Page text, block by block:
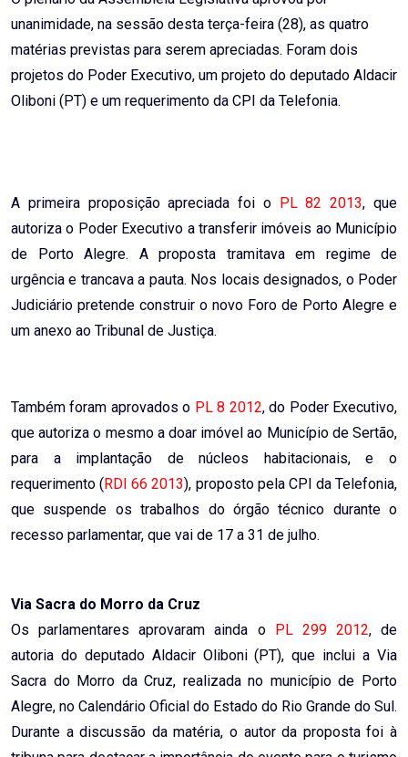
unanimidade, na sessão desta terça-feira (28), as quatro
matérias previstas para serem apreciadas. Foram dois
projetos do Poder Executivo, um projeto do deputado Aldacir
Oliboni (PT) e um requerimento da CPI da Telefonia.
A primeira proposição apreciada foi o PL 82 2013, que
autoriza o Poder Executivo a transferir imóveis ao Município
de Porto Alegre. A proposta tramitava em regime de
urgência e trancava a pauta. Nos locais designados, o Poder
Judiciário pretende construir o novo Foro de Porto Alegre e
um anexo ao Tribunal de Justiça.
Também foram aprovados o PL 8 2012, do Poder Executivo,
que autoriza o mesmo a doar imóvel ao Município de Sertão,
para a implantação de núcleos habitacionais, e o
requerimento ( RDI 66 2013), proposto pela CPI da Telefonia,
que suspende os trabalhos do órgão técnico durante o
recesso parlamentar, que vai de 17 a 31 de julho.
Via Sacra do Morro da Cruz
Os parlamentares aprovaram ainda o
PL 299 2012, de
autoria do deputado Aldacir Oliboni (PT), que inclui a Via
Sacra do Morro da Cruz, realizada no município de Porto
Alegre, no Calendário Oficial do Estado do Rio Grande do Sul.
Durante a discussão da matéria, o autor da proposta foi à